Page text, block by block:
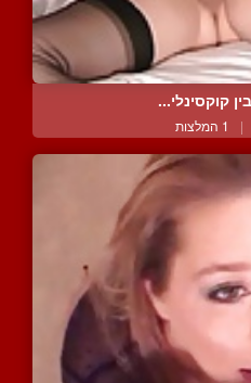
קוקסינלי...
| 1 המלצות